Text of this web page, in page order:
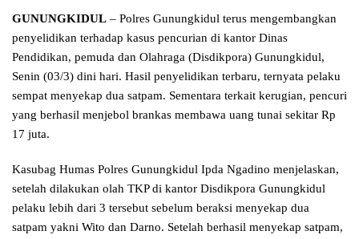
GUNUNGKIDUL – Polres Gunungkidul terus mengembangkan
penyelidikan terhadap kasus pencurian di kantor Dinas
Pendidikan, pemuda dan Olahraga (Disdikpora) Gunungkidul,
Senin (03/3) dini hari. Hasil penyelidikan terbaru, ternyata pelaku
sempat menyekap dua satpam. Sementara terkait kerugian, pencuri
yang berhasil menjebol brankas membawa uang tunai sekitar Rp
17 juta.
Kasubag Humas Polres Gunungkidul Ipda Ngadino menjelaskan,
setelah dilakukan olah TKP di kantor Disdikpora Gunungkidul
pelaku lebih dari 3 tersebut sebelum beraksi menyekap dua
satpam yakni Wito dan Darno. Setelah berhasil menyekap satpam,